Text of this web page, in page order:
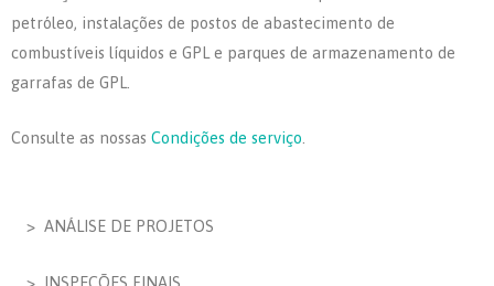
petróleo, instalações de postos de abastecimento de
combustíveis líquidos e GPL e parques de armazenamento de
garrafas de GPL.
Consulte as nossas Condições de serviço
> ANÁLISE DE PROJETOS
> INSPEÇÕES FINAIS